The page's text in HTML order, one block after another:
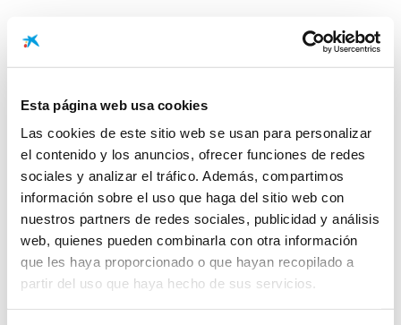
Esta página web usa cookies
Las cookies de este sitio web se usan para personalizar
el contenido y los anuncios, ofrecer funciones de redes
sociales y analizar el tráfico. Además, compartimos
información sobre el uso que haga del sitio web con
nuestros partners de redes sociales, publicidad y análisis
web, quienes pueden combinarla con otra información
que les haya proporcionado o que hayan recopilado a
partir del uso que haya hecho de sus servicios.
Privacidad
Acceder
Listado de empresas del Grupo
CaixaBank incorporadas en el
Repositorio Común